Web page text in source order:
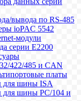
вывода по RS-485
ioPAC 5542
модули
серии E2200
422/485 и CAN
платы
для шины ISA
для шины PC/104 и